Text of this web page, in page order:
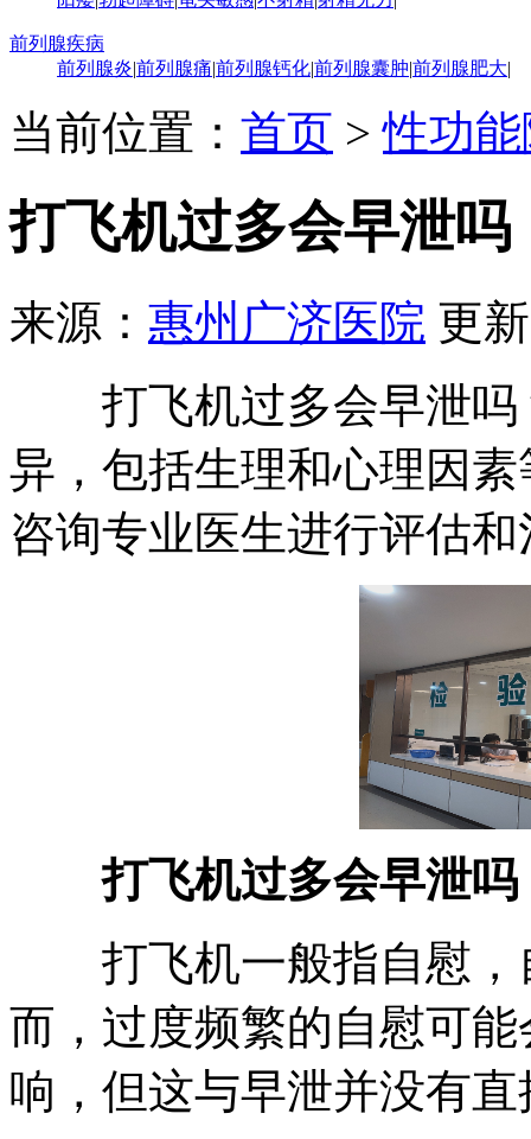
前列腺疾病
前列腺炎|前列腺痛|前列腺钙化|前列腺囊肿|前列腺肥大|
当前位置： 首页 >性功
打飞机过多会早泄吗
来源： 惠州广济医院 更
打飞机过多会早泄吗
异，包括生理和心理因
咨询专业医生进行评估
打飞机过多会早泄吗
打飞机一般指自慰，
而，过度频繁的自慰可
响，但这与早泄并没有